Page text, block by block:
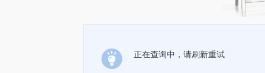
正在查询中，请刷新重试